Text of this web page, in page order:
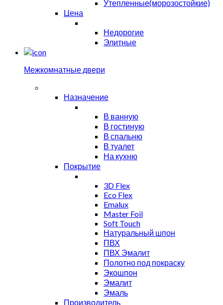
Утепленные(морозостойкие)
Цена
Недорогие
Элитные
Межкомнатные двери
Назначение
В ванную
В гостиную
В спальню
В туалет
На кухню
Покрытие
3D Flex
Eco Flex
Emalux
Master Foil
Soft Touch
Натуральный шпон
ПВХ
ПВХ Эмалит
Полотно под покраску
Экошпон
Эмалит
Эмаль
Производитель